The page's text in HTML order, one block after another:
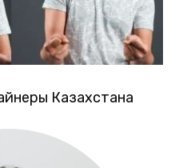
Казахстана